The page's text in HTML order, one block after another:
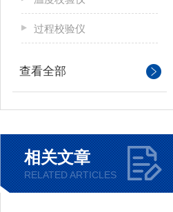
过程校验仪
查看全部
相关文章
RELATED ARTICLES